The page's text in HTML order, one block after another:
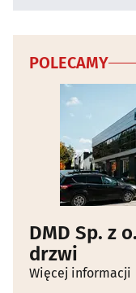
POLECAMY
DMD Sp. z
drzwi
Więcej informacji